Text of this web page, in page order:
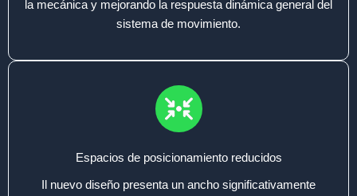
la mecánica y mejorando la respuesta dinámica general del
sistema de movimiento.
Espacios de posicionamiento reducidos
Il nuevo diseño presenta un ancho significativamente